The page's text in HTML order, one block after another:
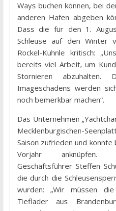
Ways buchen können, bei
anderen Hafen abgeben
Dass die für den 1.
Schleuse auf den Winter
Rockel-Kuhnle kritisch:
bereits viel Arbeit, um
Stornieren abzuhalten.
Imageschadens werden
noch bemerkbar machen“.
Das Unternehmen
Mecklenburgischen-
Saison zufrieden und konnte
Vorjahr anknüpfen.
Geschäftsführer Steffen
die durch die
wurden: „Wir müssen
Tieflader aus